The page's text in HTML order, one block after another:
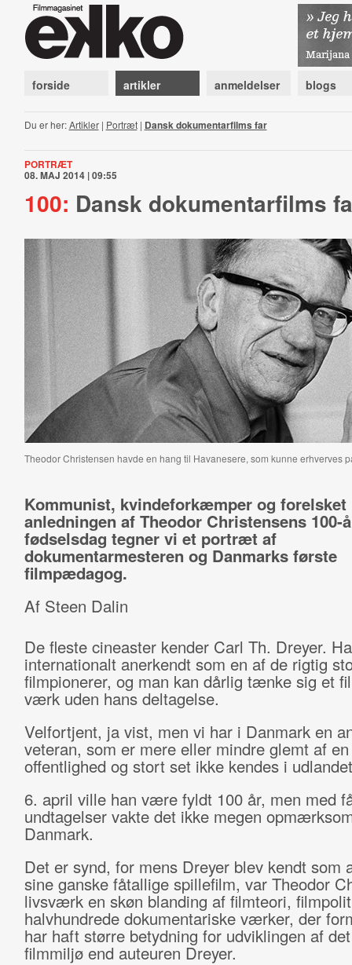
forside artikler anmeldelser blogs
Du er her:Artikler| Portræt| Dansk dokumentarfilms far
PORTRÆT
08. MAJ 2014 | 09:55
100: Dansk dokumentarfilms
Theodor Christensen havde en hang til Havanesere, som kunne erhverves
Kommunist, kvindeforkæmper og forelsket
anledningen af Theodor Christensens 100-
fødselsdag tegner vi et portræt af
dokumentarmesteren og Danmarks første
filmpædagog.
Af Steen Dalin
De fleste cineaster kender Carl Th. Dreyer.
internationalt anerkendt som en af de rigtig
filmpionerer, og man kan dårlig tænke sig et
værk uden hans deltagelse.
Velfortjent, ja vist, men vi har i Danmark en
veteran, som er mere eller mindre glemt af
offentlighed og stort set ikke kendes i
6. april ville han være fyldt 100 år, men med
undtagelser vakte det ikke megen
Danmark.
Det er synd, for mens Dreyer blev kendt som
sine ganske fåtallige spillefilm, var Theodor
livsværk en skøn blanding af filmteori,
halvhundrede dokumentariske værker, der
har haft større betydning for udviklingen af
filmmiljø end auteuren Dreyer.